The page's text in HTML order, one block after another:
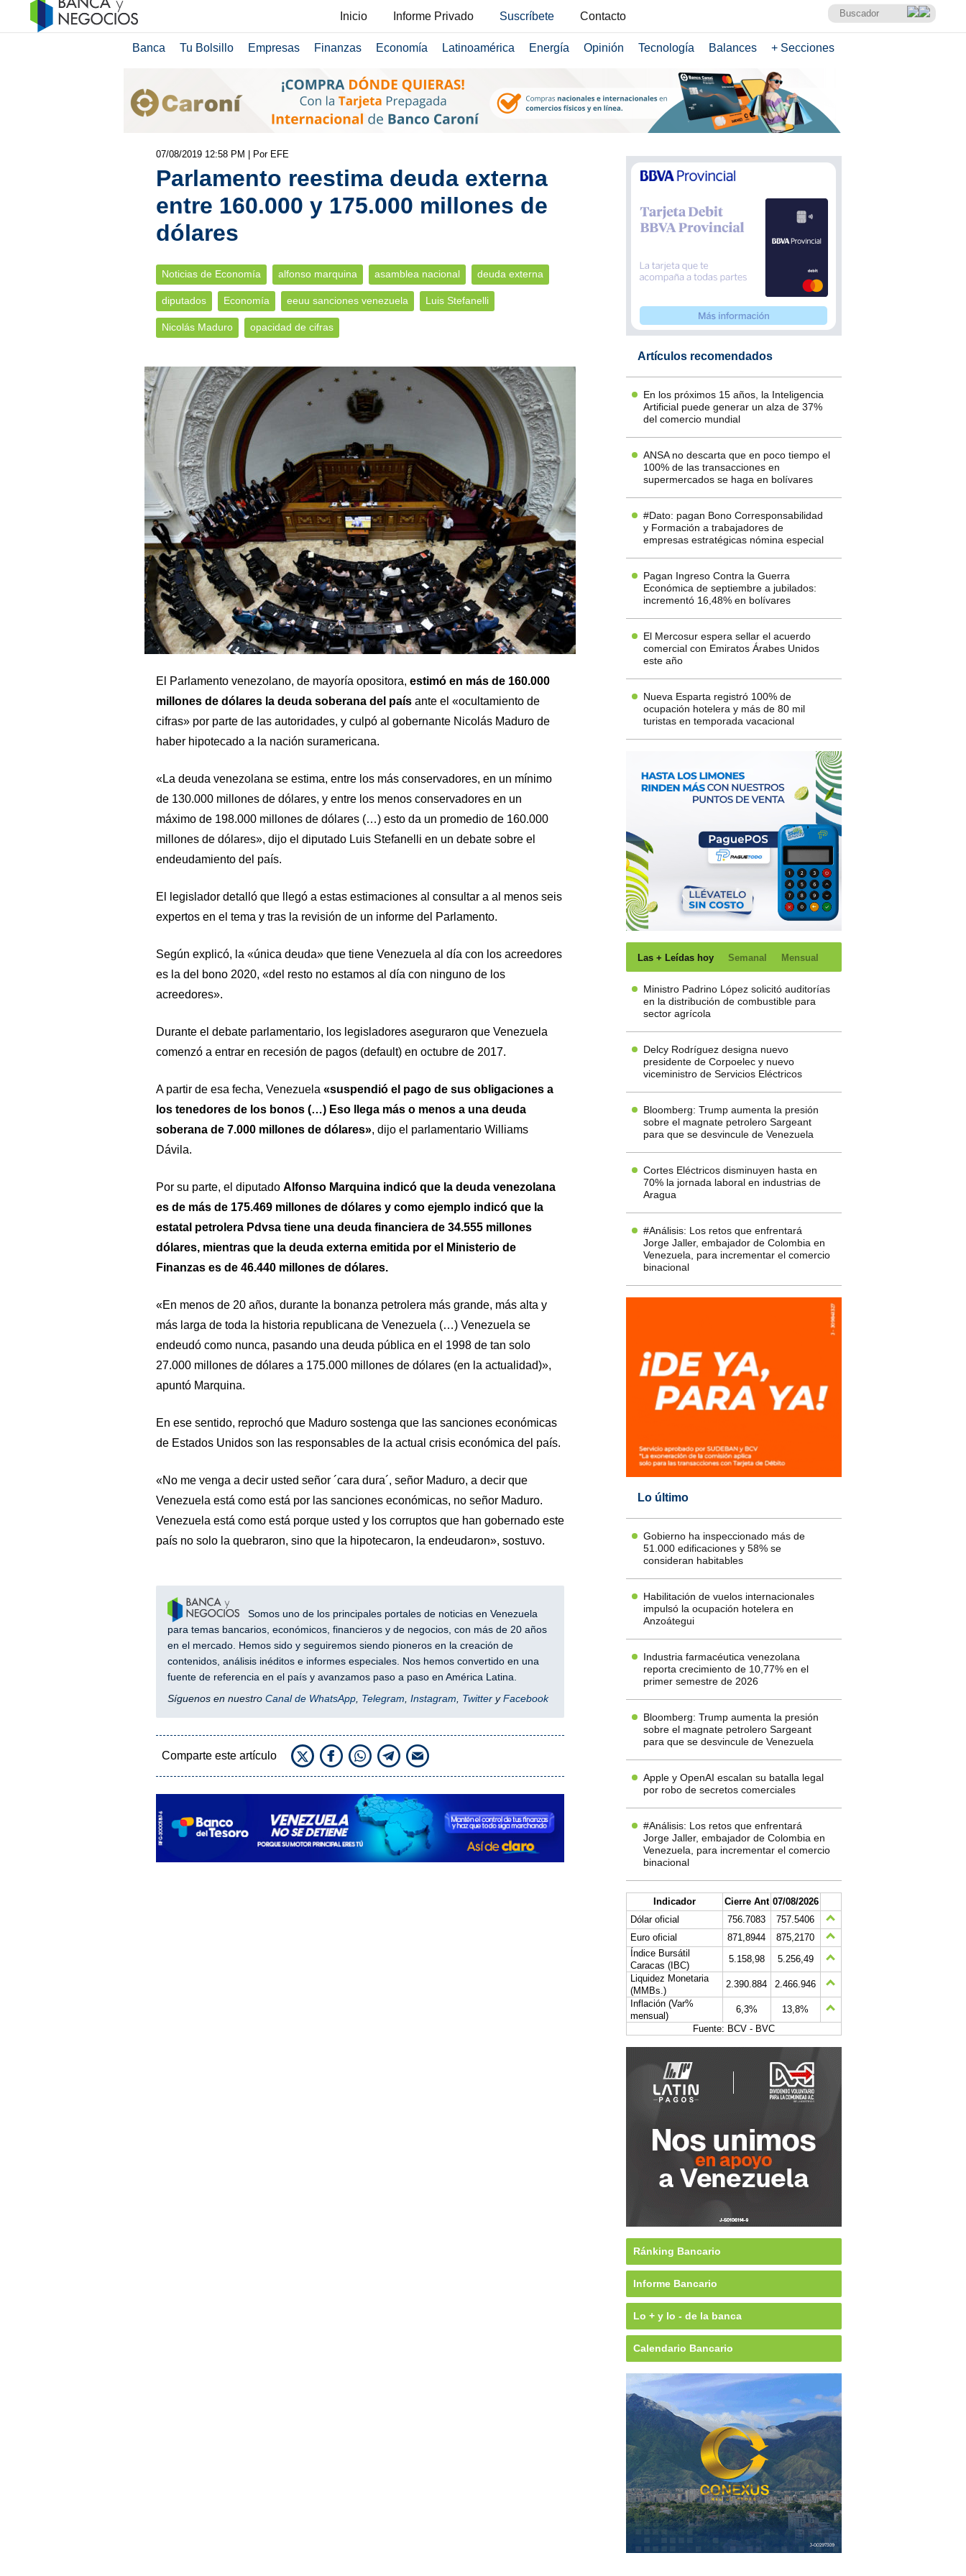
Inicio Informe Privado Suscríbete Contacto
Banca Tu Bolsillo Empresas Finanzas Economía Latinoamérica Energía Opinión Tecnología Balances + Secciones
07/08/2019 12:58 PM | Por EFE
Parlamento reestima deuda externa
entre 160.000 y 175.000 millones de
dólares
Noticias de Economía alfonso marquina asamblea nacional deuda externa
diputados Economía eeuu sanciones venezuela Luis Stefanelli
Nicolás Maduro opacidad de cifras
El Parlamento venezolano, de mayoría opositora, estimó en más de 160.000
millones de dólares la deuda soberana del paísante el «ocultamiento de
cifras» por parte de las autoridades, y culpó al gobernante Nicolás Maduro de
haber hipotecado a la nación suramericana.
«La deuda venezolana se estima, entre los más conservadores, en un mínimo
de 130.000 millones de dólares, y entre los menos conservadores en un
máximo de 198.000 millones de dólares (…) esto da un promedio de 160.000
millones de dólares», dijo el diputado Luis Stefanelli en un debate sobre el
endeudamiento del país.
El legislador detalló que llegó a estas estimaciones al consultar a al menos seis
expertos en el tema y tras la revisión de un informe del Parlamento.
Según explicó, la «única deuda» que tiene Venezuela al día con los acreedores
es la del bono 2020, «del resto no estamos al día con ninguno de los
acreedores».
Durante el debate parlamentario, los legisladores aseguraron que Venezuela
comenzó a entrar en recesión de pagos (default) en octubre de 2017.
A partir de esa fecha, Venezuela «suspendió el pago de sus obligaciones a
los tenedores de los bonos (…) Eso llega más o menos a una deuda
soberana de 7.000 millones de dólares», dijo el parlamentario Williams
Dávila.
Por su parte, el diputado Alfonso Marquina indicó que la deuda venezolana
es de más de 175.469 millones de dólares y como ejemplo indicó que la
estatal petrolera Pdvsa tiene una deuda financiera de 34.555 millones
dólares, mientras que la deuda externa emitida por el Ministerio de
Finanzas es de 46.440 millones de dólares.
«En menos de 20 años, durante la bonanza petrolera más grande, más alta y
más larga de toda la historia republicana de Venezuela (…) Venezuela se
endeudó como nunca, pasando una deuda pública en el 1998 de tan solo
27.000 millones de dólares a 175.000 millones de dólares (en la actualidad)»,
apuntó Marquina.
En ese sentido, reprochó que Maduro sostenga que las sanciones económicas
de Estados Unidos son las responsables de la actual crisis económica del país.
«No me venga a decir usted señor ´cara dura´, señor Maduro, a decir que
Venezuela está como está por las sanciones económicas, no señor Maduro.
Venezuela está como está porque usted y los corruptos que han gobernado este
país no solo la quebraron, sino que la hipotecaron, la endeudaron», sostuvo.
Somos uno de los principales portales de noticias en Venezuela
para temas bancarios, económicos, financieros y de negocios, con más de 20 años
en el mercado. Hemos sido y seguiremos siendo pioneros en la creación de
contenidos, análisis inéditos e informes especiales. Nos hemos convertido en una
fuente de referencia en el país y avanzamos paso a paso en América Latina.
Síguenos en nuestro Canal de WhatsApp, Telegram, Instagram, TwitteryFacebook
Comparte este artículo
Artículos recomendados
En los próximos 15 años, la Inteligencia
Artificial puede generar un alza de 37%
del comercio mundial
ANSA no descarta que en poco tiempo el
100% de las transacciones en
supermercados se haga en bolívares
#Dato: pagan Bono Corresponsabilidad
y Formación a trabajadores de
empresas estratégicas nómina especial
Pagan Ingreso Contra la Guerra
Económica de septiembre a jubilados:
incrementó 16,48% en bolívares
El Mercosur espera sellar el acuerdo
comercial con Emiratos Árabes Unidos
este año
Nueva Esparta registró 100% de
ocupación hotelera y más de 80 mil
turistas en temporada vacacional
Las + Leídas hoy Semanal Mensual
Ministro Padrino López solicitó auditorías
en la distribución de combustible para
sector agrícola
Delcy Rodríguez designa nuevo
presidente de Corpoelec y nuevo
viceministro de Servicios Eléctricos
Bloomberg: Trump aumenta la presión
sobre el magnate petrolero Sargeant
para que se desvincule de Venezuela
Cortes Eléctricos disminuyen hasta en
70% la jornada laboral en industrias de
Aragua
#Análisis: Los retos que enfrentará
Jorge Jaller, embajador de Colombia en
Venezuela, para incrementar el comercio
binacional
Lo último
Gobierno ha inspeccionado más de
51.000 edificaciones y 58% se
consideran habitables
Habilitación de vuelos internacionales
impulsó la ocupación hotelera en
Anzoátegui
Industria farmacéutica venezolana
reporta crecimiento de 10,77% en el
primer semestre de 2026
Bloomberg: Trump aumenta la presión
sobre el magnate petrolero Sargeant
para que se desvincule de Venezuela
Apple y OpenAI escalan su batalla legal
por robo de secretos comerciales
#Análisis: Los retos que enfrentará
Jorge Jaller, embajador de Colombia en
Venezuela, para incrementar el comercio
binacional
Indicador Cierre Ant 07/08/2026
Dólar oficial
756.7083
757.5406
Euro oficial
871,8944
875,2170
Índice Bursátil
Caracas (IBC)
5.158,98
5.256,49
Liquidez Monetaria
(MMBs.)
2.390.884
2.466.946
Inflación (Var%
mensual)
6,3%
13,8%
Fuente: BCV - BVC
Ránking Bancario
Informe Bancario
Lo + y lo - de la banca
Calendario Bancario